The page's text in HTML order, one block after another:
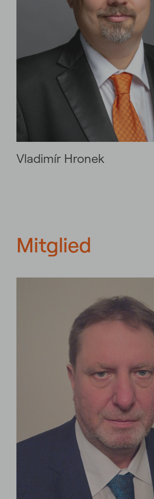
Vladimír Hronek
Mitglied